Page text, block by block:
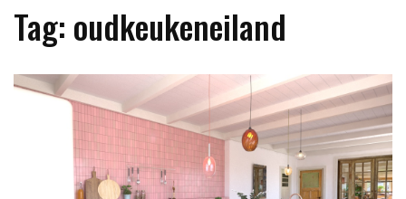
Tag: oudkeukeneiland